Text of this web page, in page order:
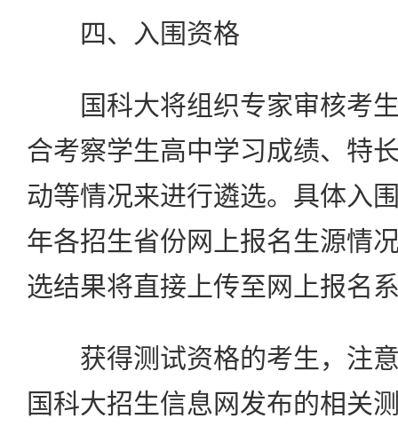
四、入围资格
国科大将组织专家审核考生
合考察学生高中学习成绩、特
动等情况来进行遴选。具体入
年各招生省份网上报名生源情
选结果将直接上传至网上报名
获得测试资格的考生，注意
国科大招生信息网发布的相关